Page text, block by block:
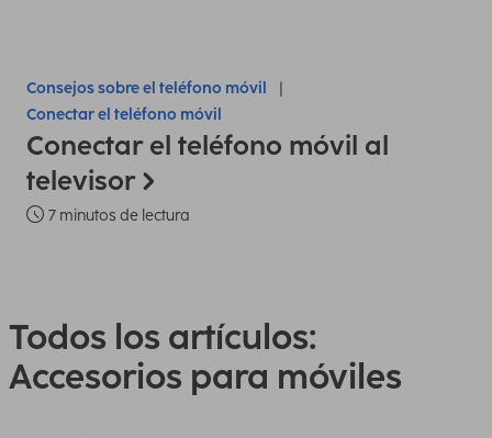
Consejos sobre el teléfono móvil
Conectar el teléfono móvil
Conectar el teléfono móvil al
televisor
7 minutos de lectura
Todos los artículos:
Accesorios para móviles